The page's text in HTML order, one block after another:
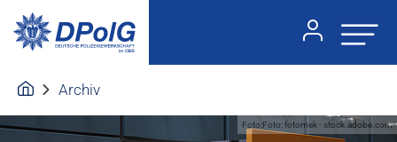
Archiv
Foto:Foto: fotomek - stock.adobe.com